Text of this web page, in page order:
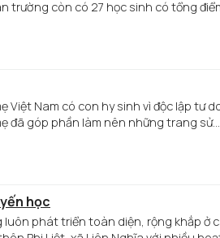
trường còn có 27 học sinh có tổng
Nam có con hy sinh vì độc lập tư
đã góp phần làm nên những trang sử
bao thế hệ phụ nữ học tập và noi
học
luôn phát triển toàn diện, rộng khắp ở